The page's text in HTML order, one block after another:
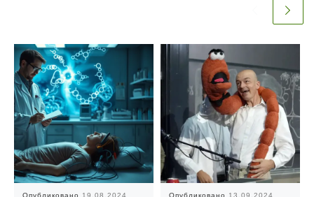
Опубликовано 19.08.2024 Опубликовано 13.09.2024